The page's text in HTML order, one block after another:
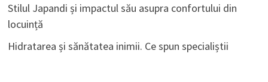
Stilul Japandi și impactul său asupra confortului din
locuință
Hidratarea și sănătatea inimii. Ce spun specialiștii